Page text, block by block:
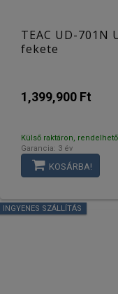
TEAC UD-701N
fekete
1,399,900 Ft
Külső raktáron, rendelhető
Garancia: 3 év
KOSÁRBA!
INGYENES SZÁLLÍTÁS